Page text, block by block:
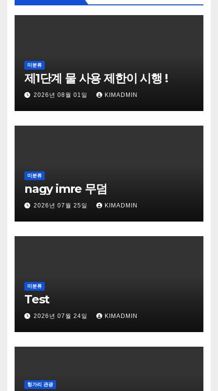
미분류
제1단계 물 사용 제한이 시행 !
2026년 08월 01일 KIMADMIN
미분류
nagy imre 무덤
2026년 07월 25일 KIMADMIN
미분류
Test
2026년 07월 24일 KIMADMIN
헝가리 관광